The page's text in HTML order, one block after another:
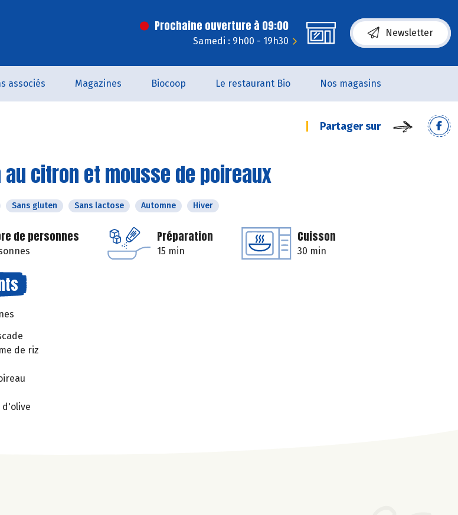
Prochaine ouverture à 09:00
Samedi : 9h00 - 19h30
Newsletter
associés Magazines Biocoop Le restaurant Bio Nos magasins
Partager sur
au citron et mousse de poireaux
Sans gluten Sans lactose Automne Hiver
de personnes Préparation
15 min
Cuisson
30 min
de riz
d'olive